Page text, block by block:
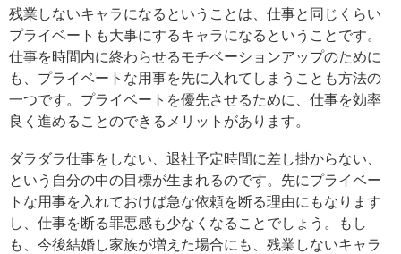
残業しないキャラになるということは、仕事と同じくらい
プライベートも大事にするキャラになるということです。
仕事を時間内に終わらせるモチベーションアップのために
も、プライベートな用事を先に入れてしまうことも方法の
一つです。プライベートを優先させるために、仕事を効率
良く進めることのできるメリットがあります。
ダラダラ仕事をしない、退社予定時間に差し掛からない、
という自分の中の目標が生まれるのです。先にプライベー
トな用事を入れておけば急な依頼を断る理由にもなります
し、仕事を断る罪悪感も少なくなることでしょう。もし
も、今後結婚し家族が増えた場合にも、残業しないキャラ